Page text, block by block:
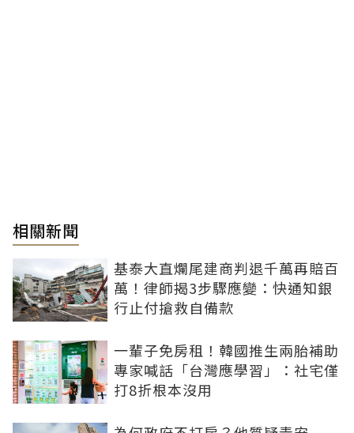
相關新聞
基泰大直爛尾建商判退千萬再賠百
萬！律師揭3步驟應變：快通知銀
行止付搶救自備款
一輩子免房租！韓國推生兩胎補助
專家喊話「台灣應學習」：社宅僅
打8折根本沒用